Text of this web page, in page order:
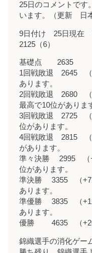
25日のコメントです
います。（更新 日
9日付け 25日現
2125（6）
基礎点 2635
1回戦敗退 2645 （
あります。
2回戦敗退 2680 （
最高で10位がありま
3回戦敗退 2725 （
位があります。
4回戦敗退 2815 （
があります。
準々決勝 2995 （
位があります。
準決勝 3355 （
あります。
準優勝 3835 （
あります。
優勝 4635 （
錦織選手の消化ゲ